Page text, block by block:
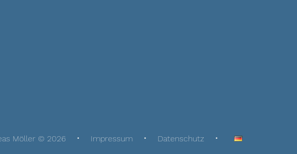
Möller © 2026 Impressum Datenschutz